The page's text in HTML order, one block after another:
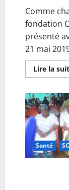
Comme
fondation
présenté
21 mai
Lire la
Santé